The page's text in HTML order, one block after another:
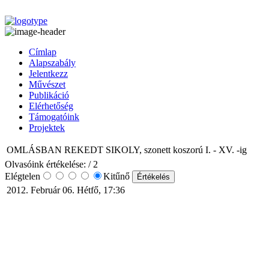
Címlap
Alapszabály
Jelentkezz
Művészet
Publikáció
Elérhetőség
Támogatóink
Projektek
OMLÁSBAN REKEDT SIKOLY, szonett koszorú I. - XV. -ig
Olvasóink értékelése: / 2
Elégtelen
Kitűnő
2012. Február 06. Hétfő, 17:36